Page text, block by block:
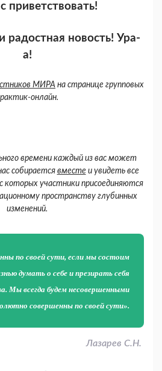
приветствовать!
радостная новость! Ура-
а!
МИРА на странице групповых
онлайн.
времени каждый из вас может
собирается вместе и увидеть все
которых участники присоединяются
пространству глубинных
изменений.
по своей сути, если мы состоим
думать о себе и презирать себя
Мы всегда будем несовершенными
совершенны по своей сути».
Лазарев С.Н.